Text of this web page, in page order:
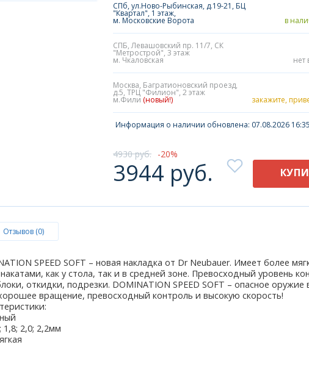
СПб, ул.Ново-Рыбинская, д.19-21, БЦ
"Квартал", 1 этаж,
м. Московские Ворота в
СПБ, Левашовский пр. 11/7, СК
"Метрострой", 3 этаж
м. Чкаловская нет
Москва, Багратионовский проезд,
д.5, ТРЦ "Филион", 2 этаж
м.Фили (новый!) закажите,
Информация о наличии обновлена: 07.08.2026
4930 руб. 20
3944 руб.
Отзывов (0)
SPEED SOFT – новая накладка от Dr Neubauer. Имеет более
как у стола, так и в средней зоне. Превосходный уровень
откидки, подрезки. DOMINATION SPEED SOFT – опасное
вращение, превосходный контроль и высокую скорость!
2,0; 2,2мм